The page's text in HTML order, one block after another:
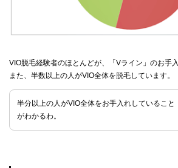
VIO脱毛経験者のほとんどが、「Vライン」のお手
また、半数以上の人がVIO全体を脱毛しています。
半分以上の人がVIO全体をお手入れしていること
がわかるわ。